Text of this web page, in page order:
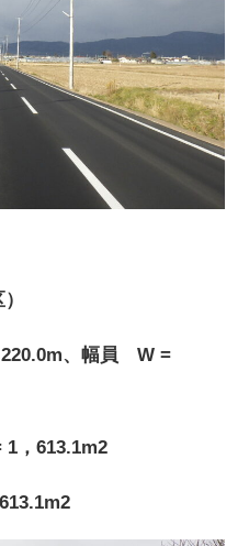
、幅員 W =
613.1m2